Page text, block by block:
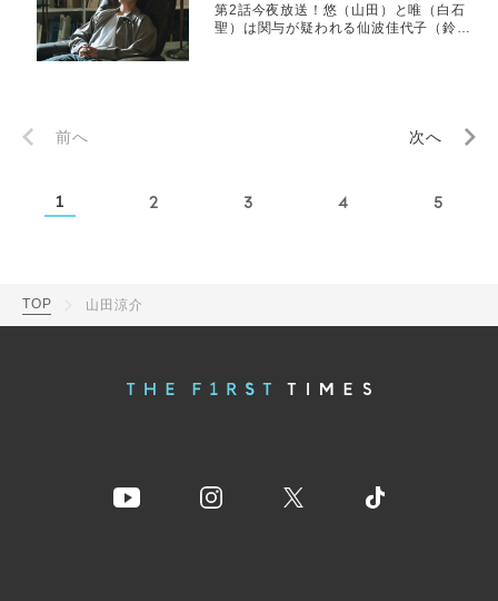
第2話今夜放送！悠（山田）と唯（白石
聖）は関与が疑われる仙波佳代子（鈴木
前へ 次へ
1 2 3 4 5
TOP 山田涼介